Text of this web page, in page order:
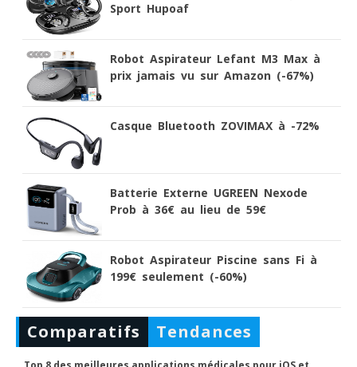
Sport Hupoaf
Robot Aspirateur Lefant M3 Max à
prix jamais vu sur Amazon (-67%)
Casque Bluetooth ZOVIMAX à -72%
Batterie Externe UGREEN Nexode
Prob à 36€ au lieu de 59€
Robot Aspirateur Piscine sans Fi à
199€ seulement (-60%)
Comparatifs Tendances